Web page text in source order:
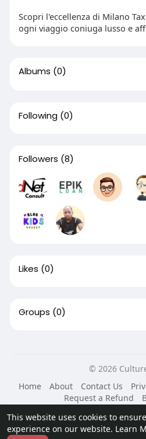
This website uses cookies to
experience on our website. Learn
Scopri l'eccellenza di Milano
ogni viaggio coniuga lusso e
Albums (0)
Following (0)
Followers (8)
Likes (0)
Groups (0)
© 2026
Home
About Contact Us
Request a Refund